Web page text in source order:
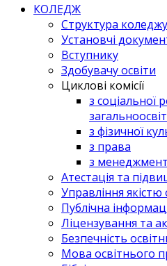
КОЛЕДЖ
Структура коледжу
Установчі
Вступнику
Здобувачу освіти
Циклові комісії
з соціальної
з фізичної
з права
з
Атестація та
Управління якістю
Публічна
Ліцензування та
Безпечність
Мова освітнього